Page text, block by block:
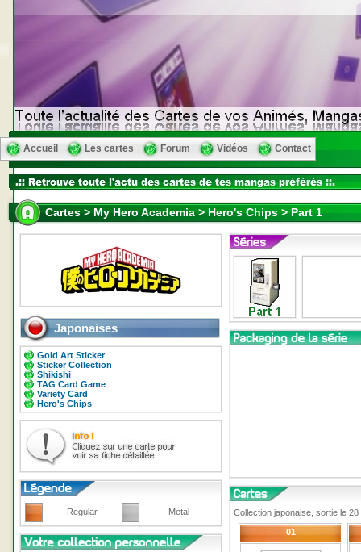
Accueil Les cartes Forum Vidéos Contact
Cartes > My Hero Academia > Hero's Chips > Part 1
Japonaises
Gold Art Sticker
Sticker Collection
Shikishi
TAG Card Game
Variety Card
Hero's Chips
Regular Metal
Collection japonaise, sortie le
01